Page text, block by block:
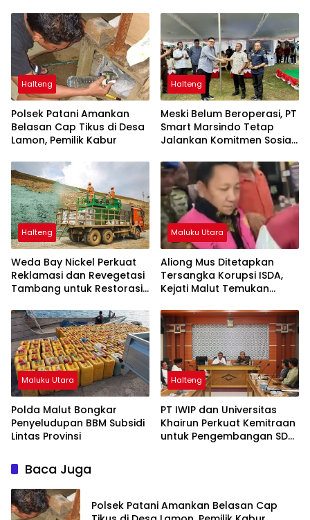
Halteng
Polsek Patani Amankan
Belasan Cap Tikus di Desa
Lamon, Pemilik Kabur
Halteng
Meski Belum Beroperasi, PT
Smart Marsindo Tetap
Jalankan Komitmen Sosial
Halteng
Weda Bay Nickel Perkuat
Reklamasi dan Revegetasi
Tambang untuk Restorasi
Maluku Utara
Aliong Mus Ditetapkan
Tersangka Korupsi ISDA,
Kejati Malut Temukan
Maluku Utara
Polda Malut Bongkar
Penyeludupan BBM Subsidi
Lintas Provinsi
Halteng
PT IWIP dan Universitas
Khairun Perkuat Kemitraan
untuk Pengembangan SDM
Baca Juga
Polsek Patani Amankan Belasan Cap